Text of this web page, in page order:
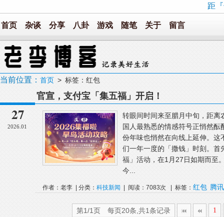
距
首页 杂谈 分享 八卦 游戏 随笔 关于 留言
当前位置： 首页 > 标签：红包
27
2026.01
官宣，支付宝「集五福」开启！
转眼间时间来至腊月中旬，距
国人最熟悉的情感符号正悄然
份年味也悄然在向线上延伸。
们一年一度的「撒钱」时刻。
福」活动，在1月27日如期而至
今...
作者：老李 | 分类： 科技新闻 | 阅读：7083次 | 标签： 红包 腾讯
第1/1页 每页20条,共1条记录 1